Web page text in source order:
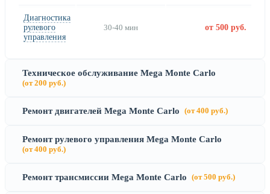
Диагностика
рулевого
управления
30-40 мин от 500 руб.
Техническое обслуживание Mega Monte Carlo
(от 200 руб.)
Ремонт двигателей Mega Monte Carlo (от 400 руб.)
Ремонт рулевого управления Mega Monte Carlo
(от 400 руб.)
Ремонт трансмиссии Mega Monte Carlo (от 500 руб.)